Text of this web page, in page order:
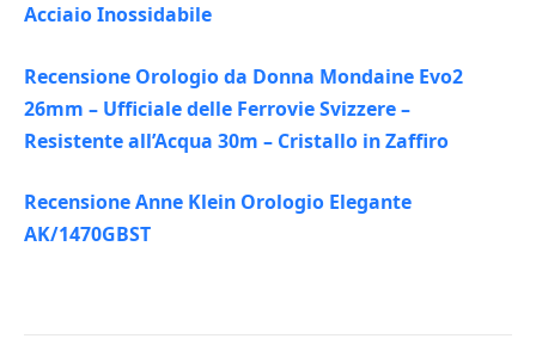
Acciaio Inossidabile
Recensione Orologio da Donna Mondaine Evo2
26mm – Ufficiale delle Ferrovie Svizzere –
Resistente all’Acqua 30m – Cristallo in Zaffiro
Recensione Anne Klein Orologio Elegante
AK/1470GBST